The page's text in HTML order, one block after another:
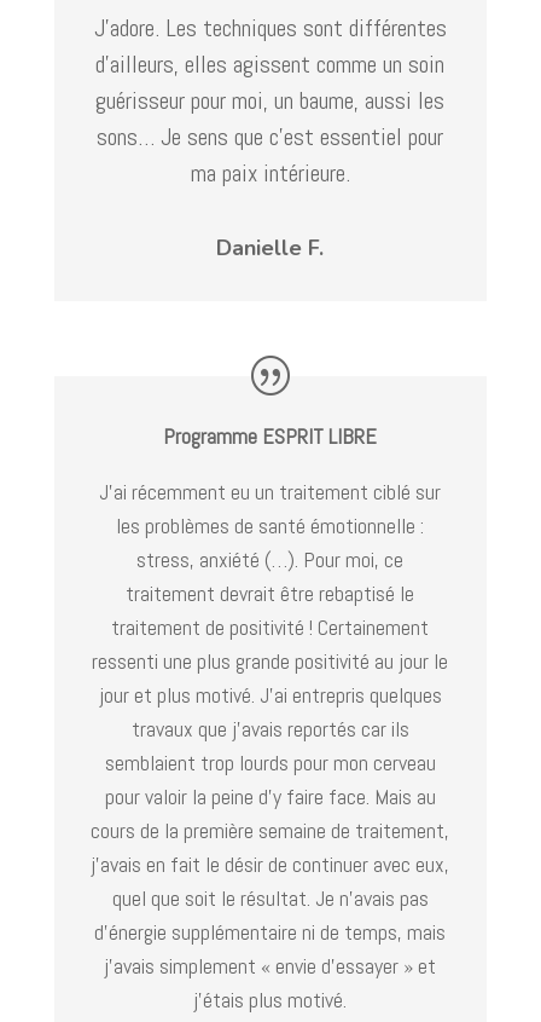
J’adore. Les techniques sont différentes
d’ailleurs, elles agissent comme un soin
guérisseur pour moi, un baume, aussi les
sons… Je sens que c’est essentiel pour
ma paix intérieure.
Danielle F.
Programme ESPRIT LIBRE
J’ai récemment eu un traitement ciblé sur
les problèmes de santé émotionnelle :
stress, anxiété (…). Pour moi, ce
traitement devrait être rebaptisé le
traitement de positivité ! Certainement
ressenti une plus grande positivité au jour le
jour et plus motivé. J’ai entrepris quelques
travaux que j’avais reportés car ils
semblaient trop lourds pour mon cerveau
pour valoir la peine d’y faire face. Mais au
cours de la première semaine de traitement,
j’avais en fait le désir de continuer avec eux,
quel que soit le résultat. Je n’avais pas
d’énergie supplémentaire ni de temps, mais
j’avais simplement « envie d’essayer » et
j’étais plus motivé.